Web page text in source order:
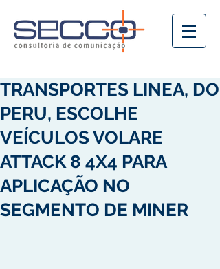
TRANSPORTES LINEA, DO
PERU, ESCOLHE
VEÍCULOS VOLARE
ATTACK 8 4X4 PARA
APLICAÇÃO NO
SEGMENTO DE MINER